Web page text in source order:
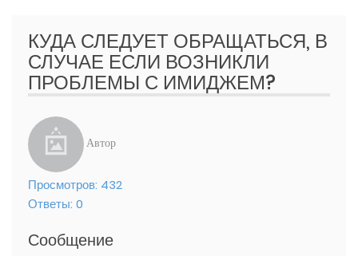
КУДА СЛЕДУЕТ ОБРАЩАТЬСЯ, В
СЛУЧАЕ ЕСЛИ ВОЗНИКЛИ
ПРОБЛЕМЫ С ИМИДЖЕМ?
Автор
Просмотров: 432
Ответы: 0
Сообщение